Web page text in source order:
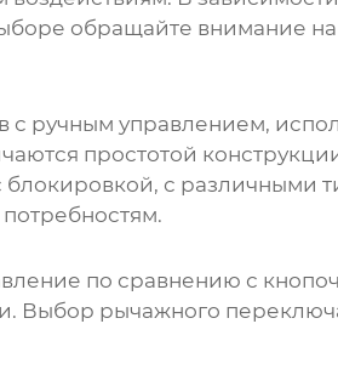
обращайте внимание
с ручным управлением,
простотой
с различными
по сравнению с
рычажного